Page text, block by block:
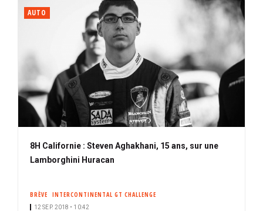
AUTO
8H Californie : Steven Aghakhani, 15 ans, sur une
Lamborghini Huracan
BRÈVE INTERCONTINENTAL GT CHALLENGE
12 SEP. 2018 • 10:42